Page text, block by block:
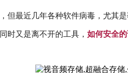
但最近几年各种软件病毒，尤其
时又是离不开的工具， 如何安全